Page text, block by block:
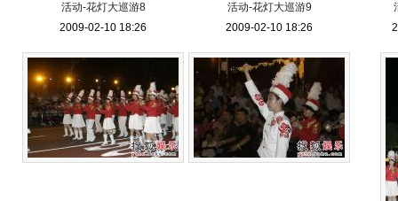
活动-花灯大巡游8
2009-02-10 18:26
活动-花灯大巡游9
2009-02-10 18:26